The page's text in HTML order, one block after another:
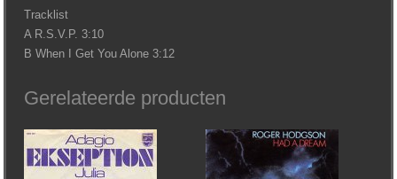
Tracklist
A R.S.V.P. 3:10
B When I Get You Alone 3:12
Gerelateerde producten